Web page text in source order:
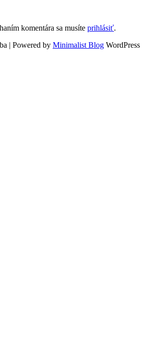
komentára sa musíte prihlásiť.
| Powered by Minimalist Blog WordPress